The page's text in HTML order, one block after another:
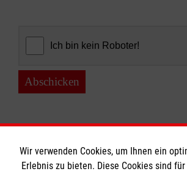
Abschicken
Wir verwenden Cookies, um Ihnen ein
Erlebnis zu bieten. Diese Cookies sind